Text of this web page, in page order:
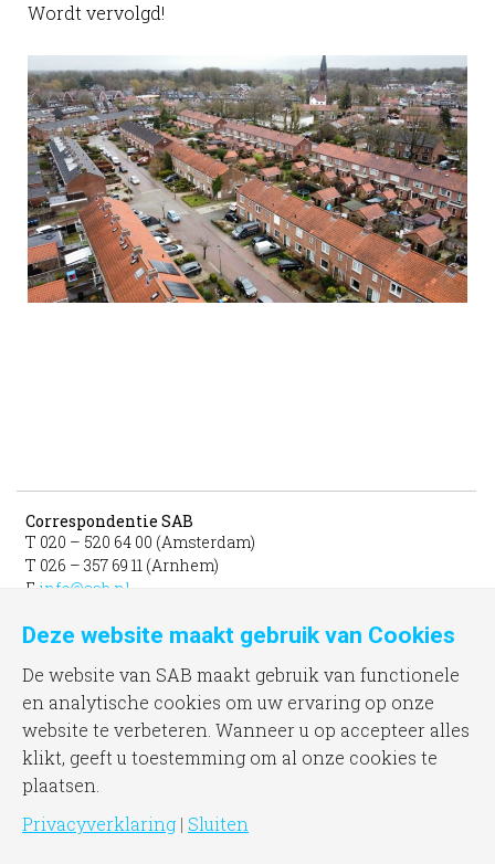
Wordt vervolgd!
Correspondentie SAB
T 020 – 520 64 00 (Amsterdam)
T 026 – 357 69 11 (Arnhem)
E info@sab.nl
Bezoekadres Amsterdam
gevestigd in het INIT
unit 331b
Jacob Bontiusplaats 9
1018 LL Amsterdam
Bezoekadres Arnhem
Frombergdwarsstraat 54
6814 DZ Arnhem
Deze website maakt gebruik van Cookies
De website van SAB maakt gebruik van functionele
en analytische cookies om uw ervaring op onze
website te verbeteren. Wanneer u op accepteer alles
klikt, geeft u toestemming om al onze cookies te
plaatsen.
Privacyverklaring | Sluiten